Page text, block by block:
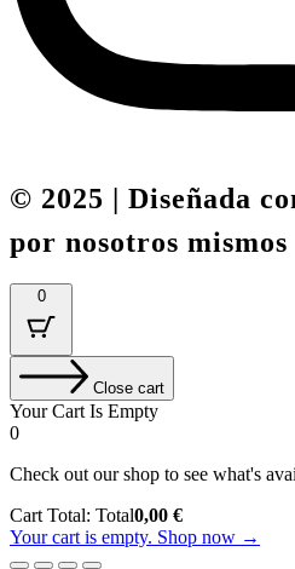
© 2025 | Diseñada
por nosotros mismos
0
Close cart
Your Cart Is Empty
0
Check out our shop to see what's
Cart Total: Total0,00 €
Your cart is empty. Shop now →